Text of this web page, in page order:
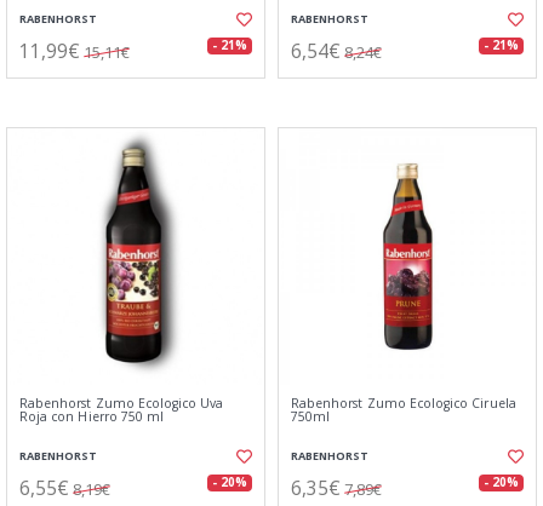
RABENHORST
11,99€ 15,11€ - 21%
RABENHORST
6,54€ 8,24€ - 21%
Rabenhorst Zumo Ecologico Uva
Roja con Hierro 750 ml
RABENHORST
6,55€ 8,19€ - 20%
Rabenhorst Zumo Ecologico Ciruela
750ml
RABENHORST
6,35€ 7,89€ - 20%